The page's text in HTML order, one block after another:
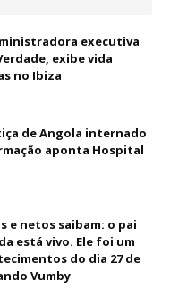
executiva
exibe vida
no Ibiza
de Angola internado
aponta Hospital
e netos saibam: o pai
está vivo. Ele foi um
do dia 27 de
Vumby